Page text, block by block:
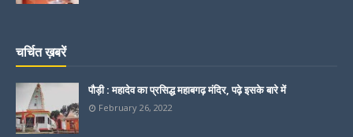
चर्चित ख़बरें
पौड़ी : महादेव का प्रसिद्ध महाबगढ़ मंदिर, पढ़े इसके बारे में
February 26, 2022